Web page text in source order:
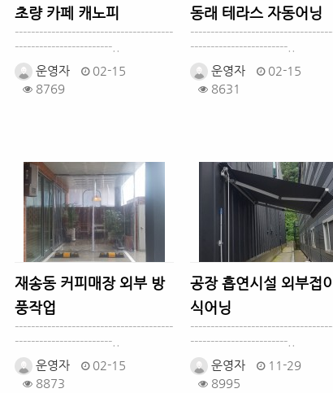
초량 카페 캐노피
---------------------------------------
------------------------..
운영자
02-15
8769
동래 테라스 자동어닝
------------------------..
운영자
02-15
8631
재송동 커피매장 외부 방
풍작업
---------------------------------------
------------------------..
운영자
02-15
8873
공장 흡연시설 외부접
식어닝
------------------------..
운영자
11-29
8995